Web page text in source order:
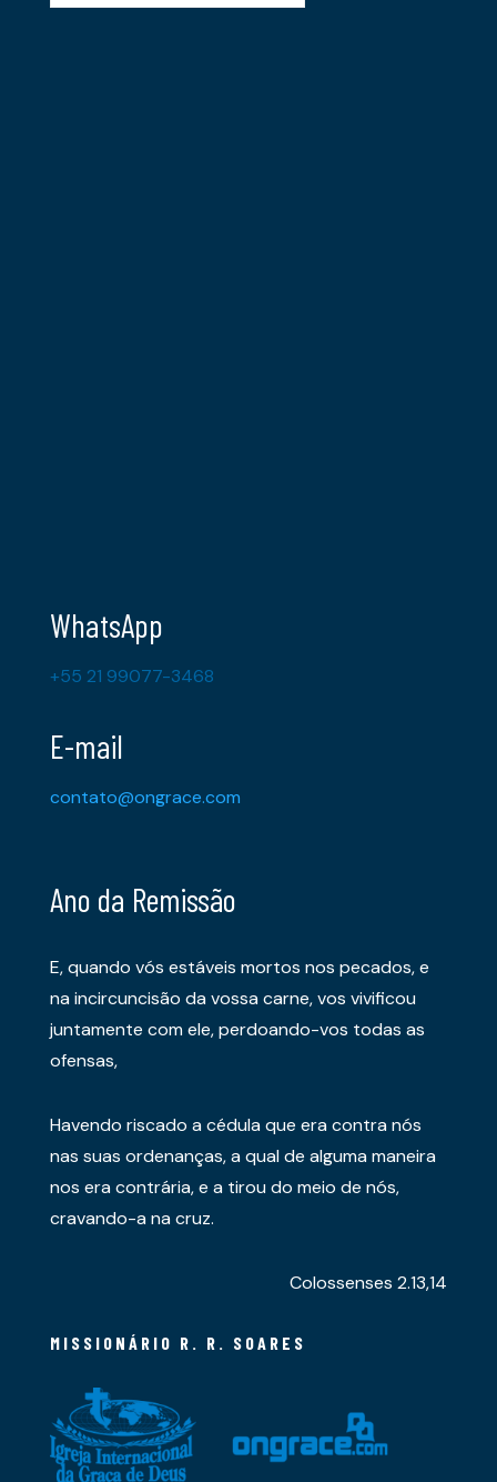
WhatsApp
+55 21 99077-3468
E-mail
contato@ongrace.com
Ano da Remissão
E, quando vós estáveis mortos nos pecados, e
na incircuncisão da vossa carne, vos vivificou
juntamente com ele, perdoando-vos todas as
ofensas,
Havendo riscado a cédula que era contra nós
nas suas ordenanças, a qual de alguma maneira
nos era contrária, e a tirou do meio de nós,
cravando-a na cruz.
Colossenses 2.13,14
MISSIONÁRIO R. R. SOARES